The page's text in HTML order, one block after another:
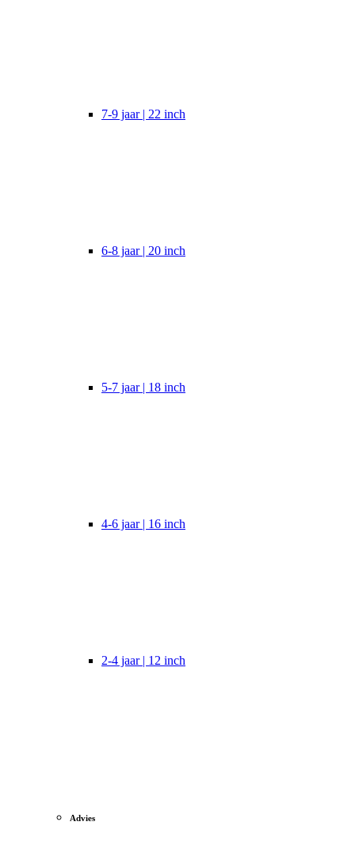
7-9 jaar | 22 inch
6-8 jaar | 20 inch
5-7 jaar | 18 inch
4-6 jaar | 16 inch
2-4 jaar | 12 inch
Advies